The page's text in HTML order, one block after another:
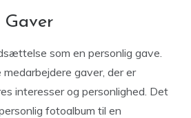
Gaver
som en personlig gave.
gaver, der er
interesser og personlighed. Det
fotoalbum til en